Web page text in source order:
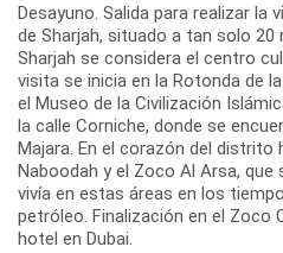
Desayuno. Salida para realizar la
de Sharjah, situado a tan solo 20
Sharjah se considera el centro
visita se inicia en la Rotonda de
el Museo de la Civilización
la calle Corniche, donde se
Majara. En el corazón del
Naboodah y el Zoco Al Arsa,
vivía en estas áreas en los
petróleo. Finalización en el Zoco
hotel en Dubai.